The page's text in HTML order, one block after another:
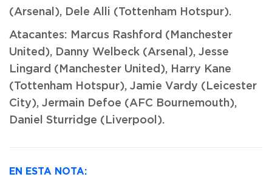
(Arsenal), Dele Alli (Tottenham Hotspur).
Atacantes: Marcus Rashford (Manchester
United), Danny Welbeck (Arsenal), Jesse
Lingard (Manchester United), Harry Kane
(Tottenham Hotspur), Jamie Vardy (Leicester
City), Jermain Defoe (AFC Bournemouth),
Daniel Sturridge (Liverpool).
EN ESTA NOTA: